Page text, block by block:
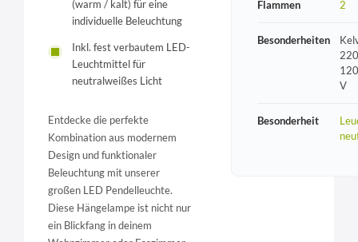
(warm / kalt) für eine
individuelle Beleuchtung
Inkl. fest verbautem LED-
Leuchtmittel für
neutralweißes Licht
Entdecke die perfekte
Kombination aus modernem
Design und funktionaler
Beleuchtung mit unserer
großen LED Pendelleuchte.
Diese Hängelampe ist nicht nur
ein Blickfang in deinem
Flammen 2
Besonderheiten
V
Besonderheit